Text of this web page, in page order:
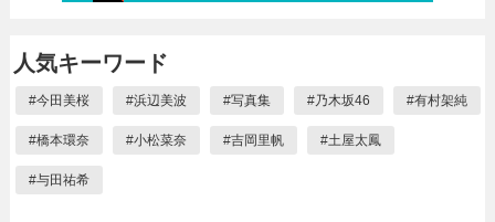
人気キーワード
#今田美桜 #浜辺美波 #写真集 #乃木坂46 #有村架純
#橋本環奈 #小松菜奈 #吉岡里帆 #土屋太鳳
#与田祐希